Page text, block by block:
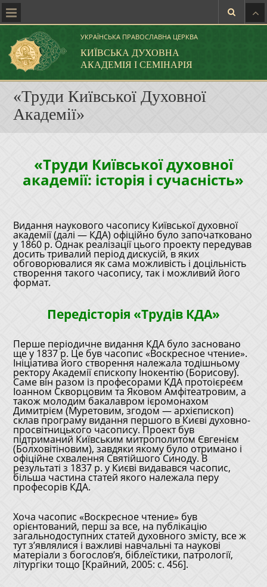
УКРАЇНСЬКА ПРАВОСЛАВНА ЦЕРКВА
КИЇВСЬКА ДУХОВНА
АКАДЕМІЯ І СЕМІНАРІЯ
«Труди Київської Духовної
Академії»
«Труди Київської духовної
академії: історія і сучасність»
Видання наукового часопису Київської духовної
академії (далі — КДА) офіційно було започатковано
у 1860 р. Однак реалізації цього проекту передував
досить тривалий період дискусій, в яких
обговорювалися як сама можливість і доцільність
створення такого часопису, так і можливий його
формат.
Передісторія «Трудів КДА»
Перше періодичне видання КДА було засновано
ще у 1837 р. Це був часопис «Воскресное чтение».
Ініціатива його створення належала тодішньому
ректору Академії єпископу Інокентію (Борисову).
Саме він разом із професорами КДА протоієреєм
Іоанном Скворцовим та Яковом Амфітеатровим, а
також молодим бакалавром ієромонахом
Димитрієм (Муретовим, згодом — архієпископ)
склав програму видання першого в Києві духовно-
просвітницького часопису. Проект був
підтриманий Київським митрополитом Євгенієм
(Болховітіновим), завдяки якому було отримано і
офіційне схвалення Святійшого Синоду. В
результаті з 1837 р. у Києві видавався часопис,
більша частина статей якого належала перу
професорів КДА.
Хоча часопис «Воскресное чтение» був
орієнтований, перш за все, на публікацію
загальнодоступних статей духовного змісту, все ж
тут з’являлися і важливі навчальні та наукові
матеріали з богослов’я, біблеїстики, патрології,
літургіки тощо [Крайний, 2005: с. 456].